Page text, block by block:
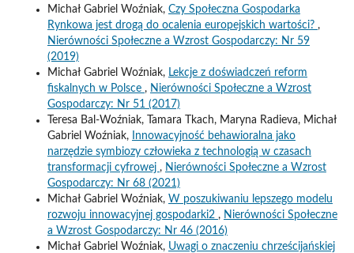
Michał Gabriel Woźniak, Czy Społeczna Gospodarka
Rynkowa jest drogą do ocalenia europejskich wartości? ,
Nierówności Społeczne a Wzrost Gospodarczy: Nr 59
(2019)
Michał Gabriel Woźniak, Lekcje z doświadczeń reform
fiskalnych w Polsce , Nierówności Społeczne a Wzrost
Gospodarczy: Nr 51 (2017)
Teresa Bal-Woźniak, Tamara Tkach, Maryna Radieva, Michał
Gabriel Woźniak,
Innowacyjność behawioralna jako
narzędzie symbiozy człowieka z technologią w czasach
transformacji cyfrowej , Nierówności Społeczne a Wzrost
Gospodarczy: Nr 68 (2021)
Michał Gabriel Woźniak, W poszukiwaniu lepszego modelu
rozwoju innowacyjnej gospodarki2 , Nierówności Społeczne
a Wzrost Gospodarczy: Nr 46 (2016)
Michał Gabriel Woźniak, Uwagi o znaczeniu chrześcijańskiej